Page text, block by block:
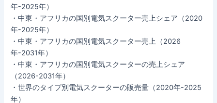
年-2025年）
・中東・アフリカの国別電気スクーター売上シェア（2020
年-2025年）
・中東・アフリカの国別電気スクーター売上（2026
年-2031年）
・中東・アフリカの国別電気スクーターの売上シェア
（2026-2031年）
・世界のタイプ別電気スクーターの販売量（2020年-2025
年）